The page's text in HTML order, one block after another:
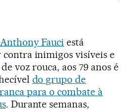
Fauci está
contra inimigos visíveis e
voz rouca, aos 79 anos é
do grupo de
para o combate à
. Durante semanas,